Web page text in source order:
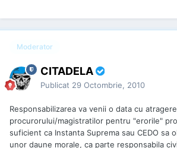
Moderator
CITADELA
Publicat 29 Octombrie, 2010
Responsabilizarea va venii o data cu
procurorului/magistratilor pentru "erorile"
suficient ca Instanta Suprema sau CEDO sa
unor daune morale, ca parte responsabila